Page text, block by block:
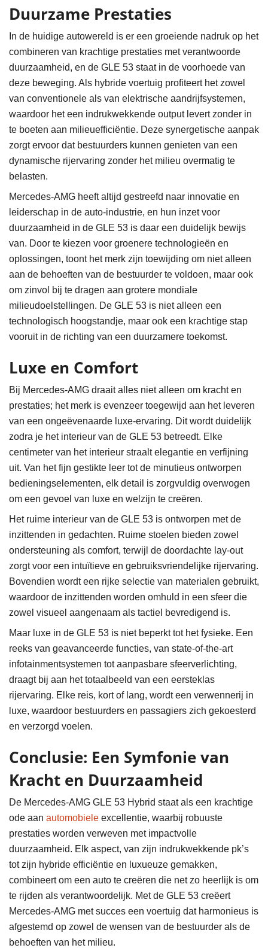
Duurzame Prestaties
In de huidige autowereld is er een groeiende nadruk op het
combineren van krachtige prestaties met verantwoorde
duurzaamheid, en de GLE 53 staat in de voorhoede van
deze beweging. Als hybride voertuig profiteert het zowel
van conventionele als van elektrische aandrijfsystemen,
waardoor het een indrukwekkende output levert zonder in
te boeten aan milieuefficiëntie. Deze synergetische aanpak
zorgt ervoor dat bestuurders kunnen genieten van een
dynamische rijervaring zonder het milieu overmatig te
belasten.
Mercedes-AMG heeft altijd gestreefd naar innovatie en
leiderschap in de auto-industrie, en hun inzet voor
duurzaamheid in de GLE 53 is daar een duidelijk bewijs
van. Door te kiezen voor groenere technologieën en
oplossingen, toont het merk zijn toewijding om niet alleen
aan de behoeften van de bestuurder te voldoen, maar ook
om zinvol bij te dragen aan grotere mondiale
milieudoelstellingen. De GLE 53 is niet alleen een
technologisch hoogstandje, maar ook een krachtige stap
vooruit in de richting van een duurzamere toekomst.
Luxe en Comfort
Bij Mercedes-AMG draait alles niet alleen om kracht en
prestaties; het merk is evenzeer toegewijd aan het leveren
van een ongeëvenaarde luxe-ervaring. Dit wordt duidelijk
zodra je het interieur van de GLE 53 betreedt. Elke
centimeter van het interieur straalt elegantie en verfijning
uit. Van het fijn gestikte leer tot de minutieus ontworpen
bedieningselementen, elk detail is zorgvuldig overwogen
om een gevoel van luxe en welzijn te creëren.
Het ruime interieur van de GLE 53 is ontworpen met de
inzittenden in gedachten. Ruime stoelen bieden zowel
ondersteuning als comfort, terwijl de doordachte lay-out
zorgt voor een intuïtieve en gebruiksvriendelijke rijervaring.
Bovendien wordt een rijke selectie van materialen gebruikt,
waardoor de inzittenden worden omhuld in een sfeer die
zowel visueel aangenaam als tactiel bevredigend is.
Maar luxe in de GLE 53 is niet beperkt tot het fysieke. Een
reeks van geavanceerde functies, van state-of-the-art
infotainmentsystemen tot aanpasbare sfeerverlichting,
draagt bij aan het totaalbeeld van een eersteklas
rijervaring. Elke reis, kort of lang, wordt een verwennerij in
luxe, waardoor bestuurders en passagiers zich gekoesterd
en verzorgd voelen.
Conclusie: Een Symfonie van
Kracht en Duurzaamheid
De Mercedes-AMG GLE 53 Hybrid staat als een krachtige
ode aan automobiele excellentie, waarbij robuuste
prestaties worden verweven met impactvolle
duurzaamheid. Elk aspect, van zijn indrukwekkende pk’s
tot zijn hybride efficiëntie en luxueuze gemakken,
combineert om een auto te creëren die net zo heerlijk is om
te rijden als verantwoordelijk. Met de GLE 53 creëert
Mercedes-AMG met succes een voertuig dat harmonieus is
afgestemd op zowel de wensen van de bestuurder als de
behoeften van het milieu.